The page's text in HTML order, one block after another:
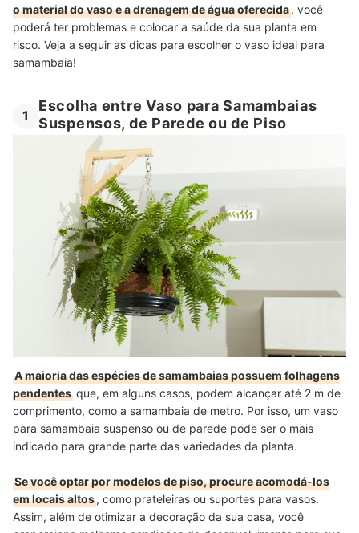
o material do vaso e a drenagem de água oferecida, você
poderá ter problemas e colocar a saúde da sua planta em
risco. Veja a seguir as dicas para escolher o vaso ideal para
samambaia!
1
Escolha entre Vaso para Samambaias
Suspensos, de Parede ou de Piso
A maioria das espécies de samambaias possuem folhagens
pendentes que, em alguns casos, podem alcançar até 2 m de
comprimento, como a samambaia de metro. Por isso, um vaso
para samambaia suspenso ou de parede pode ser o mais
indicado para grande parte das variedades da planta.
Se você optar por modelos de piso, procure acomodá-los
em locais altos, como prateleiras ou suportes para vasos.
Assim, além de otimizar a decoração da sua casa, você